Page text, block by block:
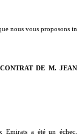
nous vous proposons in
DE M. JEAN
Emirats a été un échec.